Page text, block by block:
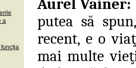
a
Aurel Vainer:
putea să
recent, e o viaţ
mai multe